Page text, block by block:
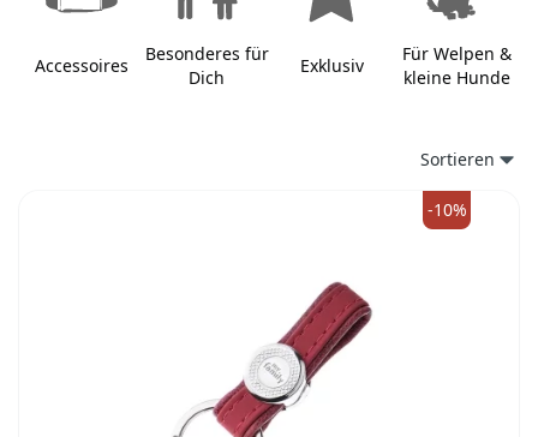
Accessoires
Besonderes für
Dich
Exklusiv
Für Welpen &
kleine Hunde
Sortieren
-10%